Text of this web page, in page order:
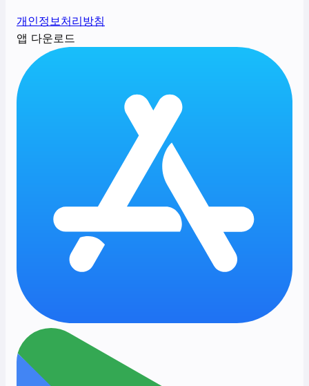
개인정보처리방침
앱 다운로드